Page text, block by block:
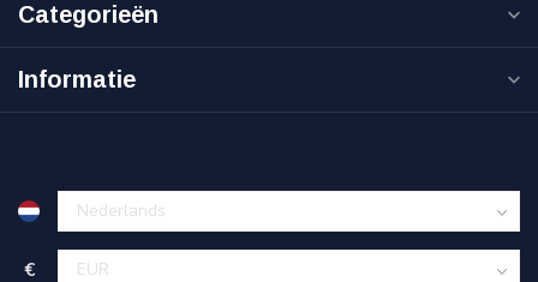
Categorieën
Informatie
€